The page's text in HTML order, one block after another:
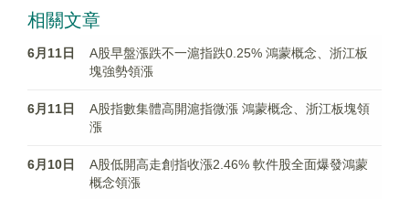
相關文章
6月11日
A股早盤漲跌不一滬指跌0.25% 鴻蒙概念、浙江板
塊強勢領漲
6月11日
A股指數集體高開滬指微漲 鴻蒙概念、浙江板塊領
漲
6月10日
A股低開高走創指收漲2.46% 軟件股全面爆發鴻蒙
概念領漲